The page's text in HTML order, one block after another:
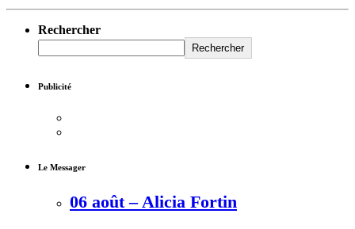
Rechercher
Rechercher
Publicité
Le Messager
06 août – Alicia Fortin